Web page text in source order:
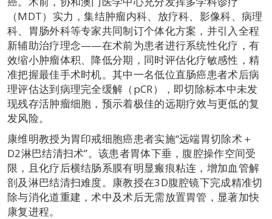
（MDT）实力，集结肿瘤内科、放疗科、影像科、病理
科、胃肠外科等专家共同制订个体化方案，并引入全程
新辅助治疗理念——在术前为患者进行系统性化疗，有
效缩小肿瘤体积、降低分期，同时评估化疗敏感性，精
准把握最佳手术时机。其中一名低位直肠癌患者术后病
理评估达到病理完全缓解（pCR），即切除标本中未发
现残存活肿瘤细胞，预示着极佳的远期疗效与更低的复
发风险。
康维明教授为胃印戒细胞癌患者实施“远端胃切除术＋
D2淋巴结清扫术”。该患者胃体下垂，腹腔操作空间受
限，且化疗后横结肠系膜有明显瘢痕粘连，增加血管解
剖及淋巴结清扫难度。康教授在3D腹腔镜下完成精准切
除与消化道重建，术中及术后无需放置胃管，显著加快
康复进程。